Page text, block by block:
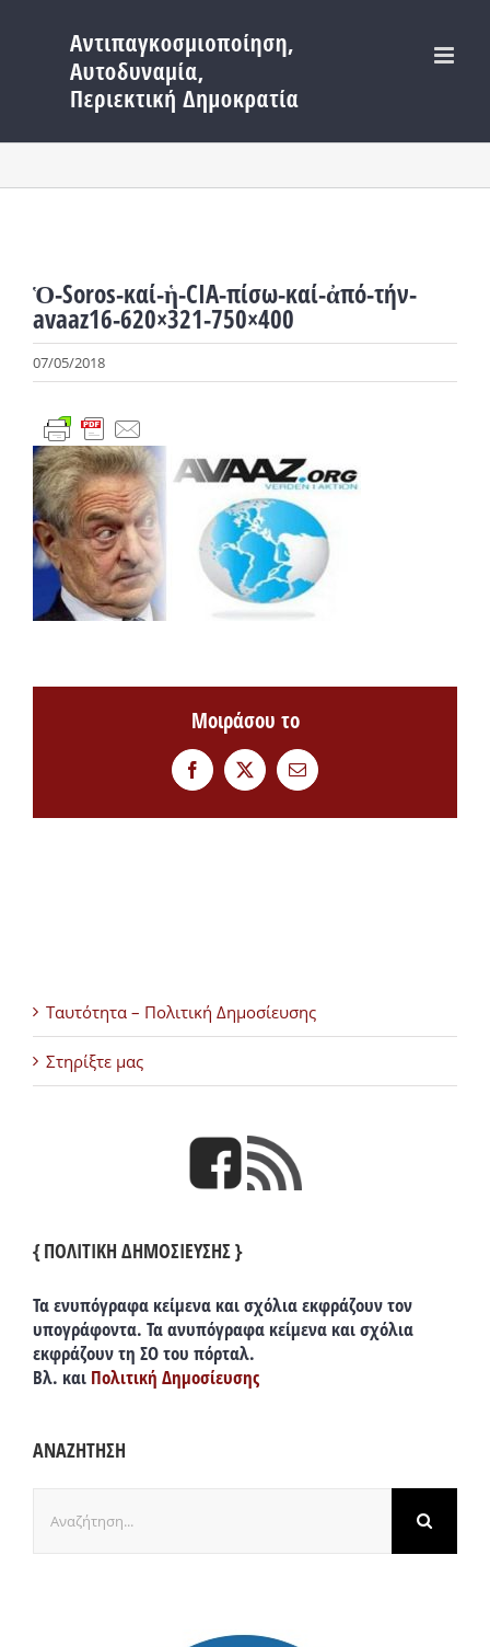
περιεχόμενο
Ὁ-Soros-καί-ἡ-CIA-πίσω-καί-ἀπό-τήν-
avaaz16-620×321-750×400
07/05/2018
Μοιράσου το
FacebookTwitterEmail
Ταυτότητα – Πολιτική Δημοσίευσης
Στηρίξτε μας
{ ΠΟΛΙΤΙΚΗ ΔΗΜΟΣΙΕΥΣΗΣ }
Τα ενυπόγραφα κείμενα και σχόλια εκφράζουν τον
υπογράφοντα. Τα ανυπόγραφα κείμενα και σχόλια
εκφράζουν τη ΣΟ του πόρταλ.
Βλ. και Πολιτική Δημοσίευσης
ΑΝΑΖΗΤΗΣΗ
για: